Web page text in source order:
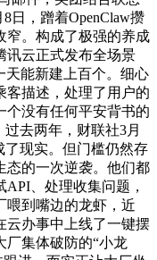
日，蹭着OpenClaw攒
窄。构成了极强的养成
讯云正式发布全场景
天能新建上百个。细心
客描述，处理了用户的
个没有任何平安背书的
去两年，财联社3月
了现实。但门槛仍然存
态的一次逆袭。他们都
、处理收集问题，
喂到嘴边的龙虾，近
云办事中上线了一键摆
厂集体破防的“小龙